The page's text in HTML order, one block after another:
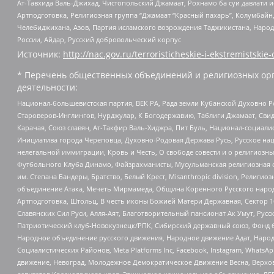
Ат-Тавхида Валь-Джихад, Чистопольский Джамаат, Рохнамо ба суи
Артподготовка, Религиозная группа “Джамаат “Красный пахарь”,
Челебиджихана, Азов, Партия исламского возрождения Таджикистана,
России, Айдар, Русский добровольческий корпус
Источник: http://nac.gov.ru/terroristicheskie-i-
* Перечень общественных объединений и религиозных
деятельности:
Национал-большевистская партия, ВЕК РА, Рада земли Кубанской
Староверов-Инглингов, Нурджулар, К Богодержавию, Таблиги Джамаат,
Карачая, Союз славян, Ат-Такфир Валь-Хиджра, Пит Буль, Национал-
Инициатива города Череповца, Духовно-Родовая Держава Русь, Русское
нелегальной иммиграции, Кровь и Честь, О свободе совести и о
Футбольного Клуба Динамо, Файзрахманисты, Мусульманская
им. Степана Бандеры, Братство, Белый Крест, Misanthropic division,
объединение Атака, Мечеть Мирмамеда, Община Коренного Русского
Артподготовка, Штольц, В честь иконы Божией Матери Державная,
Славянских Сил Руси, Алля-Аят, Благотворительный пансионат Ак Умут,
Патриотический клуб-Новокузнецк/РПК, Сибирский державный союз,
Народное объединение русского движения, Народное движение Адат,
Социалистических Районов, Meta Platforms Inc, Facebook, Instagram,
движение, Невоград, Молодежное Демократическое Движение Весна,